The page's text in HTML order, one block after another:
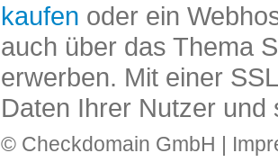
kaufen oder ein
auch über das Thema
erwerben. Mit einer
Daten Ihrer Nutzer und
© Checkdomain GmbH |